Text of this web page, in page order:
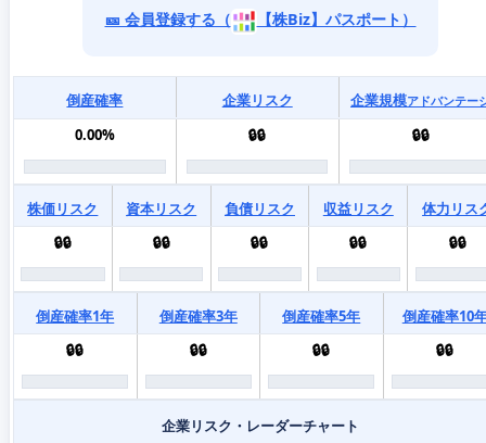
🎫 会員登録する（ 【株Biz】パスポート）
倒産確率 企業リスク 企業規模アドバンテー
0.00% 🔒🔒 🔒🔒
株価リスク 資本リスク 負債リスク 収益リスク
体力リス
🔒🔒
🔒🔒 🔒🔒 🔒🔒 🔒🔒
倒産確率1年 倒産確率3年 倒産確率5年
倒産確率10
🔒🔒
🔒🔒 🔒🔒 🔒🔒
企業リスク・レーダーチャート